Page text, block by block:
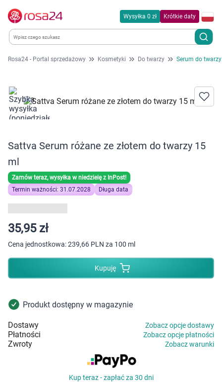
Wysyłka 0 zł Krótkie daty
Kategorie
Chemia gospodarcza
Dla zwierząt
Dom i ogród
Zdrowie
Kobieta w ciąży i mama
Dziecko
Higiena
Kosmetyki
Mężczyzna
Zdrowy styl życia
Sprzęt medyczny
Rosa24 - Portal sprzedażowy Kosmetyki Do twarzy Serum do twarzy
Sattva Serum różane ze złotem do twarzy 15
ml
Zamów teraz, wysyłka w niedzielę z InPost!
Termin ważności: 31.07.2028
Długa data
35,95 zł
Cena jednostkowa:239,66 PLN za 100 ml
Kupuję
Produkt dostępny w magazynie
Dostawy Zobacz opcje dostawy
Płatności Zobacz opcje płatności
Zwroty Zobacz warunki
Kup teraz - zapłać za 30 dni